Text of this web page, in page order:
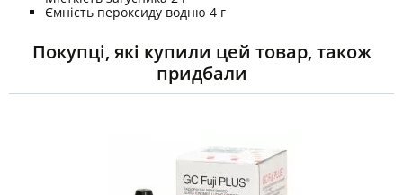
Ємність пероксиду водню 4 г
Покупці, які купили цей товар, також
придбали